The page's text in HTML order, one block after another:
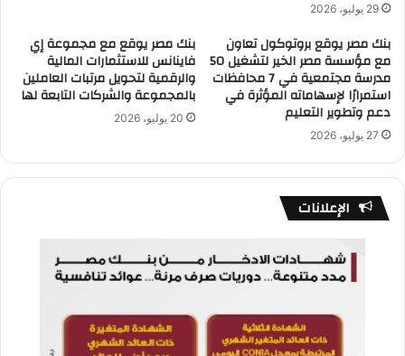
29 يوليو، 2026
بنك مصر يوقع بروتوكول تعاون
مع مؤسسة مصر الخير لتشغيل 50
مدرسة مجتمعية في 7 محافظات
استمرارًا لإسهاماته المؤثرة في
دعم وتطوير التعليم
27 يوليو، 2026
بنك مصر يوقع مع مجموعة إي
فاينانس للاستثمارات المالية
والرقمية لتحويل مرتبات العاملين
بالمجموعة والشركات التابعة لها
20 يوليو، 2026
الإعلانات